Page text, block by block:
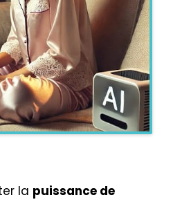
la puissance de